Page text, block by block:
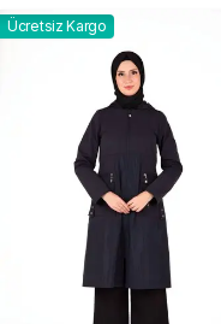
Ücretsiz Kargo